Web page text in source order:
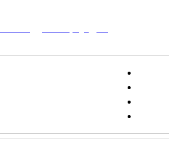
تلفن:
شماره همراه: ۰۹۳۹۳۸۵۵۵۴۴
پیامک: ۱۰۰۰۹۵۴۶۸۹۲۳۱۵
ایمیل: